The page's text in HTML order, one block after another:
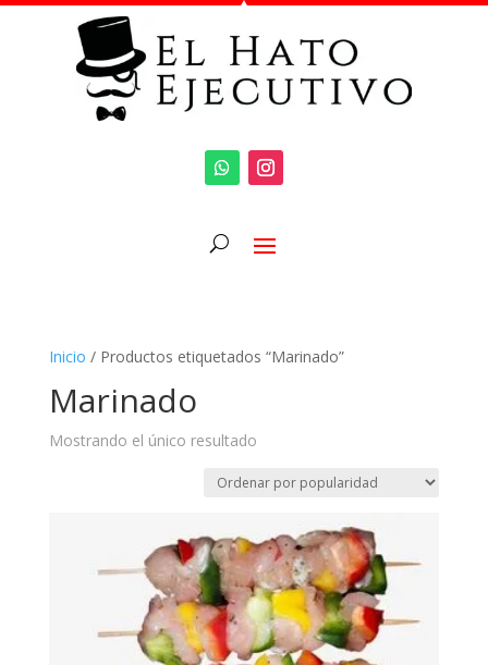
Inicio / Productos etiquetados “Marinado”
Marinado
Mostrando el único resultado